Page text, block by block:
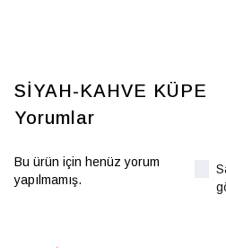
SİYAH-KAHVE KÜPE
Yorumlar
Bu ürün için henüz yorum
yapılmamış.